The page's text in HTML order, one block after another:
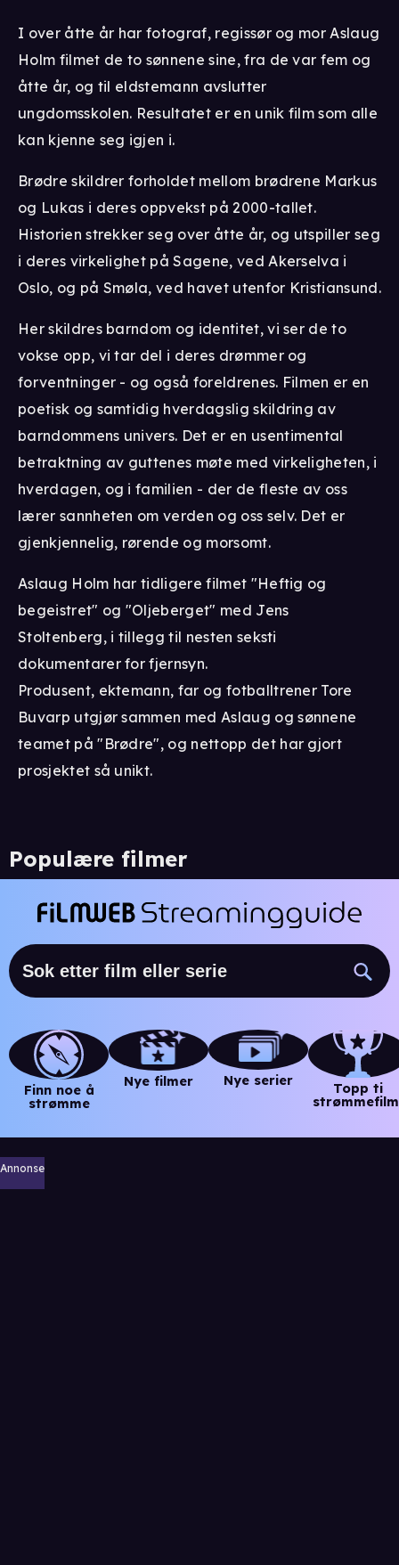
I over åtte år har fotograf, regissør og mor Aslaug
Holm filmet de to sønnene sine, fra de var fem og
åtte år, og til eldstemann avslutter
ungdomsskolen. Resultatet er en unik film som alle
kan kjenne seg igjen i.
Brødre skildrer forholdet mellom brødrene Markus
og Lukas i deres oppvekst på 2000-tallet.
Historien strekker seg over åtte år, og utspiller seg
i deres virkelighet på Sagene, ved Akerselva i
Oslo, og på Smøla, ved havet utenfor Kristiansund.
Her skildres barndom og identitet, vi ser de to
vokse opp, vi tar del i deres drømmer og
forventninger - og også foreldrenes. Filmen er en
poetisk og samtidig hverdagslig skildring av
barndommens univers. Det er en usentimental
betraktning av guttenes møte med virkeligheten, i
hverdagen, og i familien - der de fleste av oss
lærer sannheten om verden og oss selv. Det er
gjenkjennelig, rørende og morsomt.
Aslaug Holm har tidligere filmet "Heftig og
begeistret" og "Oljeberget" med Jens
Stoltenberg, i tillegg til nesten seksti
dokumentarer for fjernsyn.
Produsent, ektemann, far og fotballtrener Tore
Buvarp utgjør sammen med Aslaug og sønnene
teamet på "Brødre", og nettopp det har gjort
prosjektet så unikt.
Populære filmer
Finn noe å
strømme
Nye filmer Nye serier
Topp ti
Annonse